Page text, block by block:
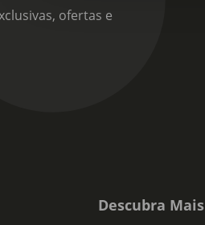
ofertas e
Descubra Mais